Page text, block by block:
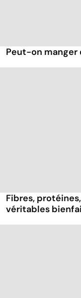
Peut-on manger
Fibres,
véritables